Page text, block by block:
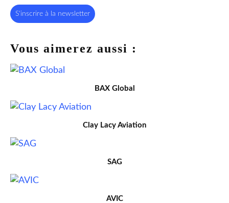
S'inscrire à la newsletter
Vous aimerez aussi :
BAX Global
Clay Lacy Aviation
SAG
AVIC